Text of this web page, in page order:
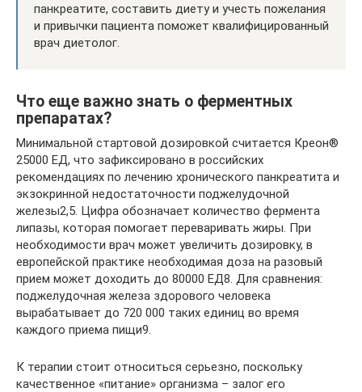
панкреатите, составить диету и учесть пожелания
и привычки пациента поможет квалифицированный
врач диетолог.
Что еще важно знать о ферментных
препаратах?
Минимальной стартовой дозировкой считается Креон®
25000 ЕД, что зафиксировано в российских
рекомендациях по лечению хронического панкреатита и
экзокринной недостаточности поджелудочной
железы2,5. Цифра обозначает количество фермента
липазы, которая помогает переваривать жиры. При
необходимости врач может увеличить дозировку, в
европейской практике необходимая доза на разовый
прием может доходить до 80000 ЕД8. Для сравнения:
поджелудочная железа здорового человека
вырабатывает до 720 000 таких единиц во время
каждого приема пищи9.
К терапии стоит относиться серьезно, поскольку
качественное «питание» организма – залог его